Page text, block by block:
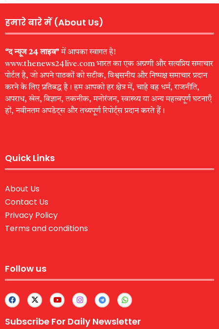
हमारे बारे में (About Us)
“द न्यूज 24 लाइव”में आपका स्वागत है!
www.thenews24live.com भारत का एक अग्रणी और सत्यप्रिय समाचार
पोर्टल है, जो अपने पाठकों को सटीक, विश्वसनीय और निष्पक्ष समाचार प्रदान
करने के लिए प्रतिबद्ध है। हम आपको हर क्षेत्र में, चाहे वह धर्म, राजनीति,
अपराध, खेल, विज्ञान, तकनीक, मनोरंजन, स्वास्थ्य या अन्य महत्वपूर्ण घटनाएँ
हों, नवीनतम अपडेट्स और तथ्यपूर्ण रिपोर्ट्स प्रदान करते हैं।
Quick Links
About Us
Contact Us
Privacy Policy
Terms and conditions
Follow us
Subscribe For Daily Newsletter